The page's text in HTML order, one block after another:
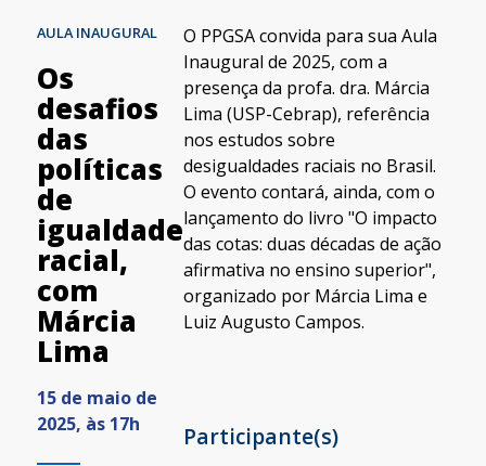
AULA INAUGURAL
Os
desafios
das
políticas
de
igualdade
racial,
com
Márcia
Lima
15 de maio de
2025, às 17h
O PPGSA convida para sua Aula
Inaugural de 2025, com a
presença da profa. dra. Márcia
Lima (USP-Cebrap), referência
nos estudos sobre
desigualdades raciais no Brasil.
O evento contará, ainda, com o
lançamento do livro "O impacto
das cotas: duas décadas de ação
afirmativa no ensino superior",
organizado por Márcia Lima e
Luiz Augusto Campos.
Participante(s)